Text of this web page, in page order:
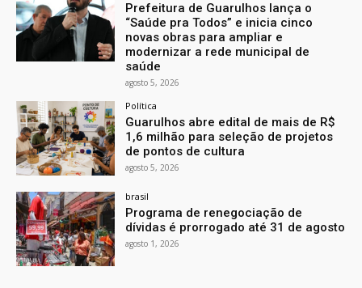
Prefeitura de Guarulhos lança o
“Saúde pra Todos” e inicia cinco
novas obras para ampliar e
modernizar a rede municipal de
saúde
agosto 5, 2026
Política
Guarulhos abre edital de mais de R$
1,6 milhão para seleção de projetos
de pontos de cultura
agosto 5, 2026
brasil
Programa de renegociação de
dívidas é prorrogado até 31 de agosto
agosto 1, 2026